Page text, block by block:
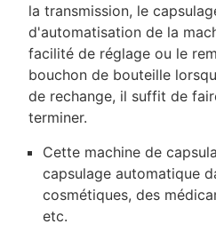
la transmission, le
d'automatisation de la
facilité de réglage ou le
bouchon de bouteille
de rechange, il suffit de
terminer.
Cette machine de
capsulage automatique
cosmétiques, des
etc.